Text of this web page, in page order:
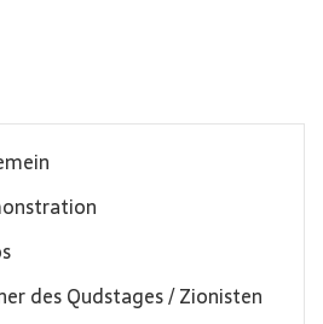
des Qudstages / Zionisten